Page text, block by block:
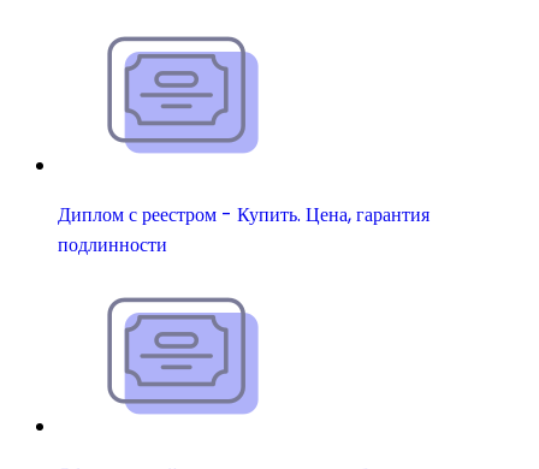
Диплом с реестром - Купить. Цена, гарантия
подлинности